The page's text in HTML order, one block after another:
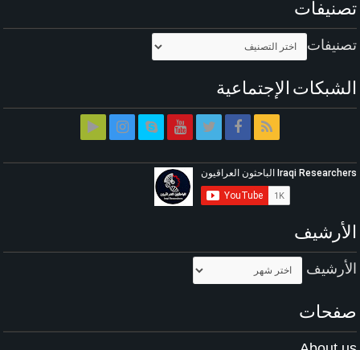
تصنيفات
تصنيفات
الشبكات الإجتماعية
الأرشيف
الأرشيف
صفحات